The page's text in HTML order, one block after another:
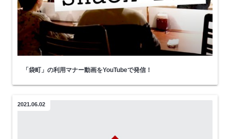
「袋町」の利用マナー動画をYouTubeで発信！
2021.06.02